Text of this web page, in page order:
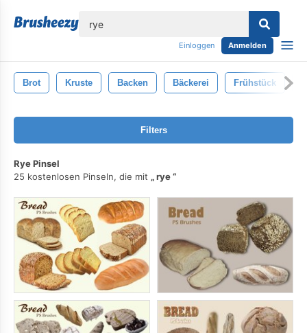
Einloggen Anmelden
Brot Kruste Backen Bäckerei Frühstück
Filters
Rye Pinsel
25 kostenlosen Pinseln, die mit
rye